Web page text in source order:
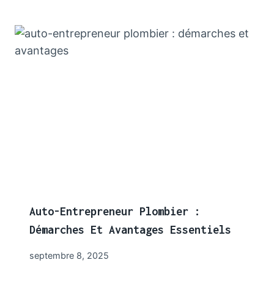
Auto-Entrepreneur Plombier :
Démarches Et Avantages Essentiels
septembre 8, 2025